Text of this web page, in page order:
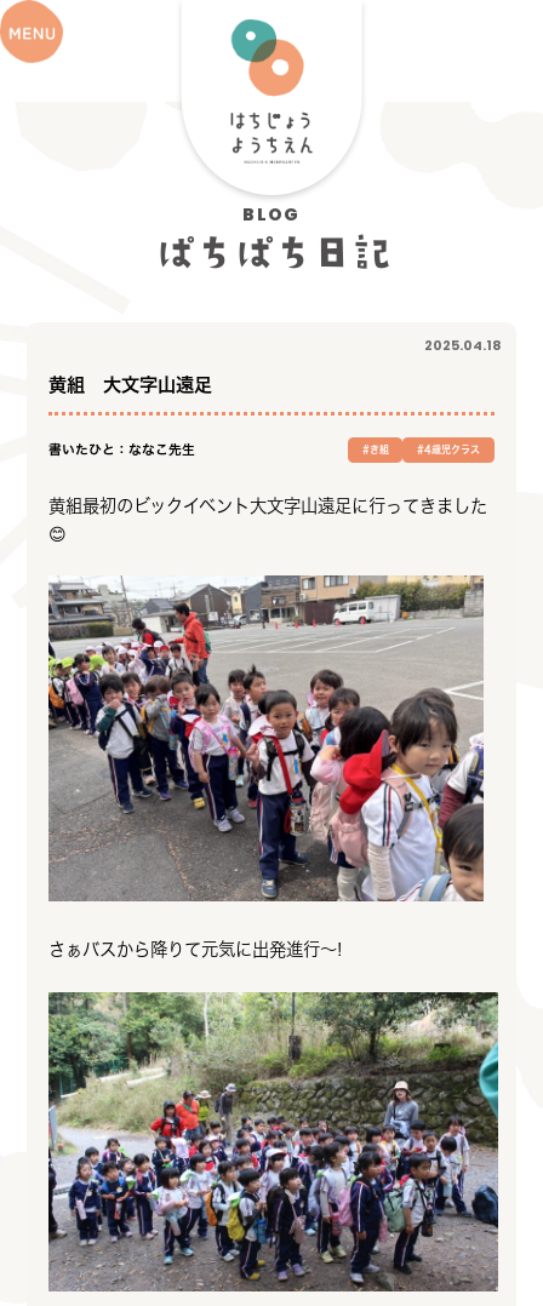
BLOG
ぱちぱち日記
黄組 大文字山遠足
2025.04.18
書いたひと：ななこ先生 #き組 #4歳児クラス
黄組最初のビックイベント大文字山遠足に行ってきました
😊
さぁバスから降りて元気に出発進行～!